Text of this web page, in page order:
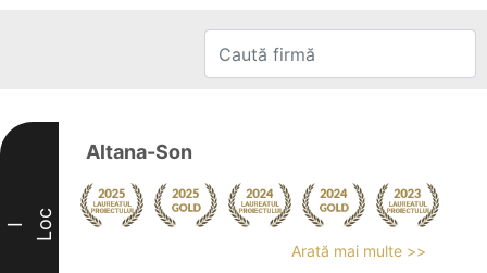
I Loc
Altana-Son
Arată mai multe >>